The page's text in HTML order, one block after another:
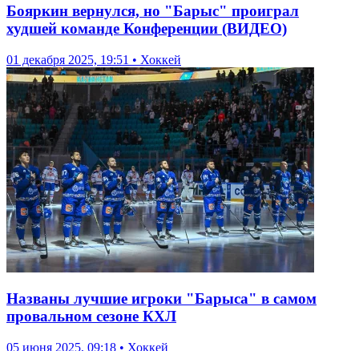
Бояркин вернулся, но "Барыс" проиграл
худшей команде Конференции (ВИДЕО)
01 декабря 2025, 19:51 • Хоккей
Названы лучшие игроки "Барыса" в самом
провальном сезоне КХЛ
05 июня 2025, 09:18 • Хоккей